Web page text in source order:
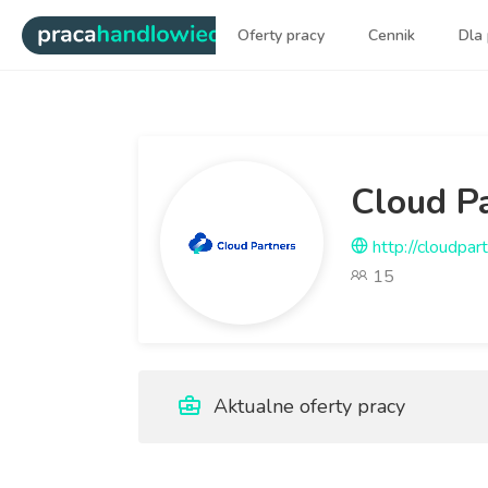
| Najlepsi ludzie sprzedaży
Oferty pracy Cennik Dla
Cloud
http://
15
Aktualne oferty pracy